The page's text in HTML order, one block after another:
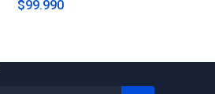
$99.990